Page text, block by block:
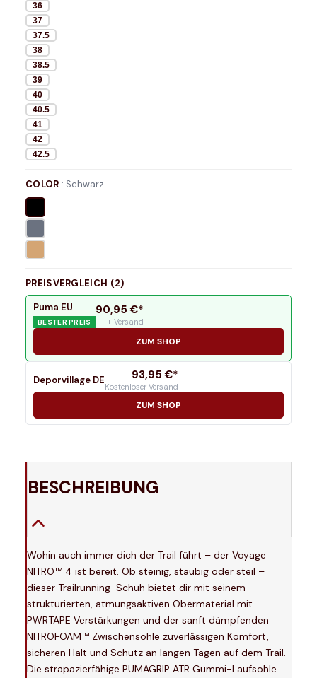
36
37
37.5
38
38.5
39
40
40.5
41
42
42.5
COLOR : Schwarz
PREISVERGLEICH (2)
Puma EU
BESTER PREIS
90,95 €*
+ Versand
ZUM SHOP
Deporvillage DE 93,95 €*
Kostenloser Versand
ZUM SHOP
BESCHREIBUNG
Wohin auch immer dich der Trail führt – der Voyage
NITRO™ 4 ist bereit. Ob steinig, staubig oder steil –
dieser Trailrunning-Schuh bietet dir mit seinem
strukturierten, atmungsaktiven Obermaterial mit
PWRTAPE Verstärkungen und der sanft dämpfenden
NITROFOAM™ Zwischensohle zuverlässigen Komfort,
sicheren Halt und Schutz an langen Tagen auf dem Trail.
Die strapazierfähige PUMAGRIP ATR Gummi-Laufsohle